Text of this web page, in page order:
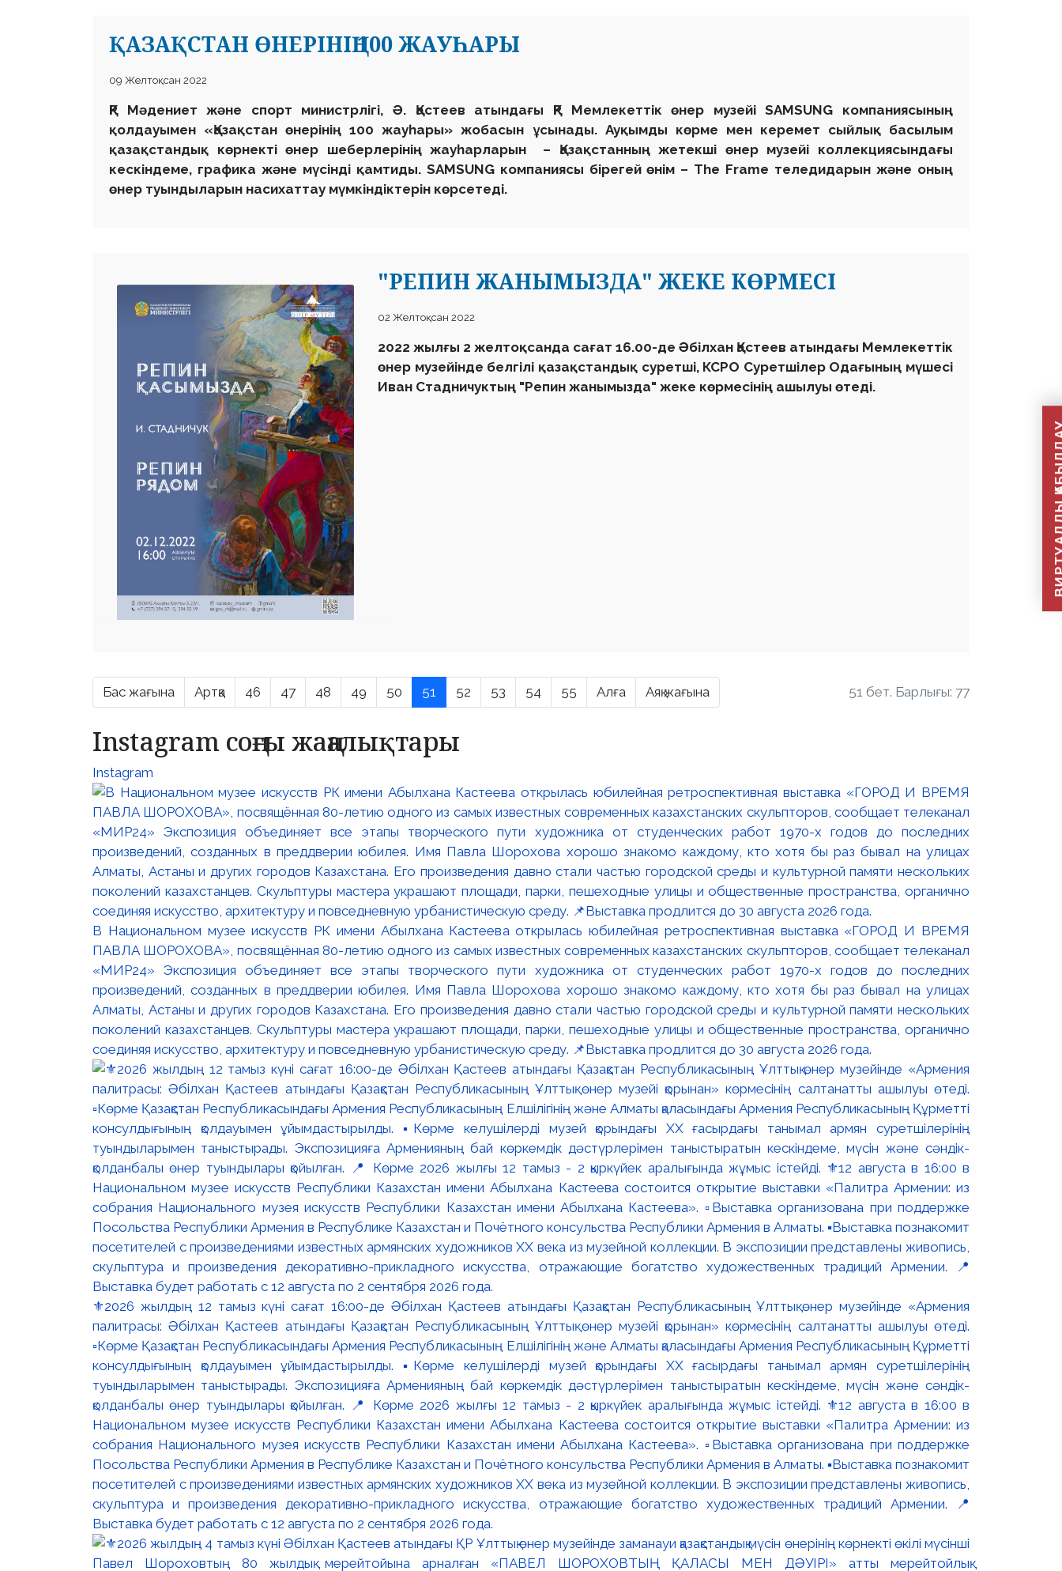
ҚАЗАҚСТАН ӨНЕРІНІҢ 100 ЖАУҺАРЫ
09 Желтоқсан 2022
ҚР Мәдениет және спорт министрлігі, Ә. Қастеев атындағы ҚР Мемлекеттік өнер музейі SAMSUNG компаниясының
қолдауымен «Қазақстан өнерінің 100 жауһары» жобасын ұсынады. Ауқымды көрме мен керемет сыйлық басылым
қазақстандық көрнекті өнер шеберлерінің жауһарларын – Қазақстанның жетекші өнер музейі коллекциясындағы
кескіндеме, графика және мүсінді қамтиды. SAMSUNG компаниясы бірегей өнім – The Frame теледидарын және оның
өнер туындыларын насихаттау мүмкіндіктерін көрсетеді.
"РЕПИН ЖАНЫМЫЗДА" ЖЕКЕ КӨРМЕСІ
02 Желтоқсан 2022
2022 жылғы 2 желтоқсанда сағат 16.00-де Әбілхан Қастеев атындағы Мемлекеттік
өнер музейінде белгілі қазақстандық суретші, КСРО Суретшілер Одағының мүшесі
Иван Стадничуктың "Репин жанымызда" жеке көрмесінің ашылуы өтеді.
Бас жағына Артқа 46 47 48 49 50 51 52 53 54 55 Алға Аяқ жағына 51 бет. Барлығы: 77
Instagram соңғы жаңалықтары
Instagram
В Национальном музее искусств РК имени Абылхана Кастеева открылась юбилейная ретроспективная выставка «ГОРОД И ВРЕМЯ
ПАВЛА ШОРОХОВА», посвящённая 80-летию одного из самых известных современных казахстанских скульпторов, сообщает телеканал
«МИР24» Экспозиция объединяет все этапы творческого пути художника от студенческих работ 1970-х годов до последних
произведений, созданных в преддверии юбилея. Имя Павла Шорохова хорошо знакомо каждому, кто хотя бы раз бывал на улицах
Алматы, Астаны и других городов Казахстана. Его произведения давно стали частью городской среды и культурной памяти нескольких
поколений казахстанцев. Скульптуры мастера украшают площади, парки, пешеходные улицы и общественные пространства, органично
соединяя искусство, архитектуру и повседневную урбанистическую среду. 📌Выставка продлится до 30 августа 2026 года.
⚜️2026 жылдың 12 тамыз күні сағат 16:00-де Әбілхан Қастеев атындағы Қазақстан Республикасының Ұлттық өнер музейінде «Армения
палитрасы: Әбілхан Қастеев атындағы Қазақстан Республикасының Ұлттық өнер музейі қорынан» көрмесінің салтанатты ашылуы өтеді.
▫️Көрме Қазақстан Республикасындағы Армения Республикасының Елшілігінің және Алматы қаласындағы Армения Республикасының Құрметті
консулдығының қолдауымен ұйымдастырылды. ▪️Көрме келушілерді музей қорындағы ХХ ғасырдағы танымал армян суретшілерінің
туындыларымен таныстырады. Экспозицияға Арменияның бай көркемдік дәстүрлерімен таныстыратын кескіндеме, мүсін және сәндік-
қолданбалы өнер туындылары қойылған. 📍 Көрме 2026 жылғы 12 тамыз - 2 қыркүйек аралығында жұмыс істейді. ⚜️12 августа в 16:00 в
Национальном музее искусств Республики Казахстан имени Абылхана Кастеева состоится открытие выставки «Палитра Армении: из
собрания Национального музея искусств Республики Казахстан имени Абылхана Кастеева». ▫️Выставка организована при поддержке
Посольства Республики Армения в Республике Казахстан и Почётного консульства Республики Армения в Алматы. ▪️Выставка познакомит
посетителей с произведениями известных армянских художников XX века из музейной коллекции. В экспозиции представлены живопись,
скульптура и произведения декоративно-прикладного искусства, отражающие богатство художественных традиций Армении. 📍
Выставка будет работать с 12 августа по 2 сентября 2026 года.